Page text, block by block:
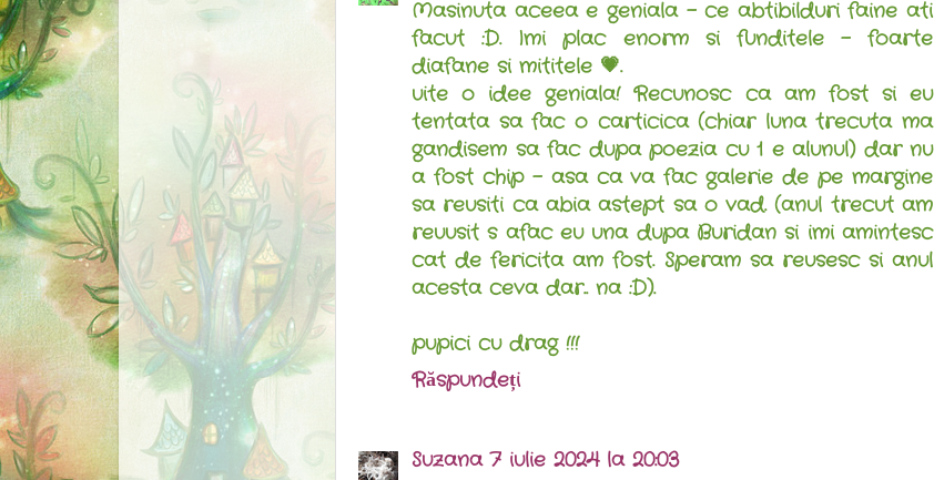
Masinuta aceea e geniala - ce abtibilduri faine ati
facut :D. Imi plac enorm si funditele - foarte
diafane si mititele 💗.
uite o idee geniala! Recunosc ca am fost si eu
tentata sa fac o carticica (chiar luna trecuta ma
gandisem sa fac dupa poezia cu 1 e alunul) dar nu
a fost chip - asa ca va fac galerie de pe margine
sa reusiti ca abia astept sa o vad. (anul trecut am
reuusit s afac eu una dupa Buridan si imi amintesc
cat de fericita am fost. Speram sa reusesc si anul
acesta ceva dar.. na :D).
pupici cu drag !!!
Răspundeți
Suzana 7 iulie 2024 la 20:03